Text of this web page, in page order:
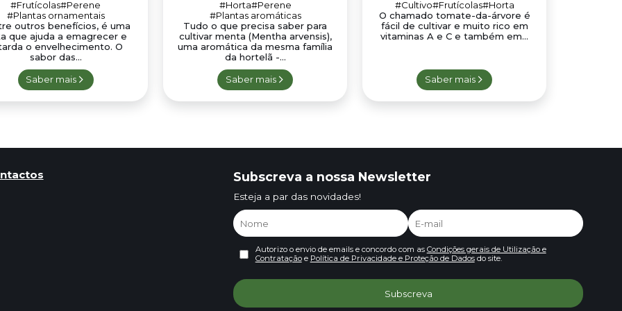
#Frutícolas#Perene
#Plantas ornamentais
outros benefícios, é uma
que ajuda a emagrecer e
o envelhecimento. O
sabor das...
Saber mais
#Horta#Perene
#Plantas aromáticas
Tudo o que precisa saber para
cultivar menta (Mentha arvensis),
uma aromática da mesma família
da hortelã -...
Saber mais
#Cultivo#Frutícolas#Horta
O chamado tomate-da-árvore é
fácil de cultivar e muito rico em
vitaminas A e C e também em...
Saber mais
Subscreva a nossa Newsletter
Esteja a par das novidades!
Autorizo o envio de emails e concordo com as Condições gerais de Utilização e
Contrataçãoe Política de Privacidade e Proteção de Dadosdo site.